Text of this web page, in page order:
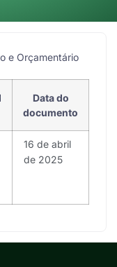
e Orçamentário
Data do
documento
16 de abril
de 2025